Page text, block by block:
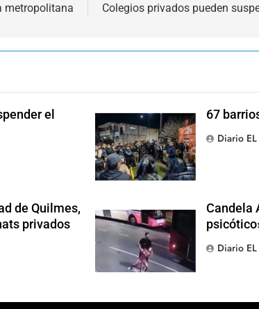
metropolitana
Colegios privados pueden
el
67
Diario EL
de Quilmes,
privados
Candela
Diario EL